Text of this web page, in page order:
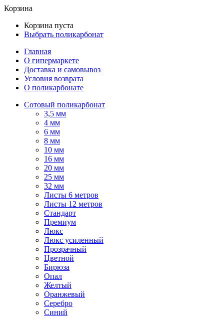
Корзина
Корзина пуста
Выбрать поликарбонат
Главная
О гипермаркете
Доставка и самовывоз
Условия возврата
О поликарбонате
Сотовый поликарбонат
3,5 мм
4 мм
6 мм
8 мм
10 мм
16 мм
20 мм
25 мм
32 мм
Листы 6 метров
Листы 12 метров
Стандарт
Премиум
Люкс
Люкс усиленный
Прозрачный
Цветной
Бирюза
Опал
Желтый
Оранжевый
Серебро
Синий